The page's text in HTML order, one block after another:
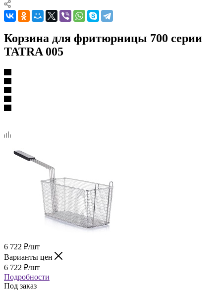
Корзина для фритюрницы 700 серии
TATRA 005
6 722 ₽/шт
Варианты цен
6 722 ₽/шт
Подробности
Под заказ